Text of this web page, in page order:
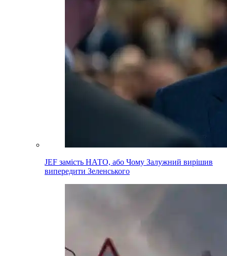
JEF замість НАТО, або Чому Залужний вирішив
випередити Зеленського